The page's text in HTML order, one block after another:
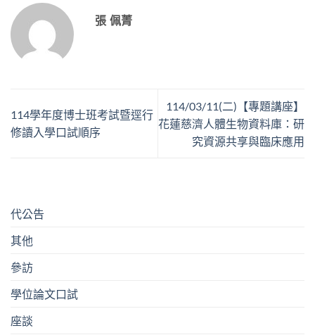
張 佩菁
114學年度博士班考試暨逕行
修讀入學口試順序
114/03/11(二)【專題講座】
花蓮慈濟人體生物資料庫：研
究資源共享與臨床應用
代公告
其他
參訪
學位論文口試
座談